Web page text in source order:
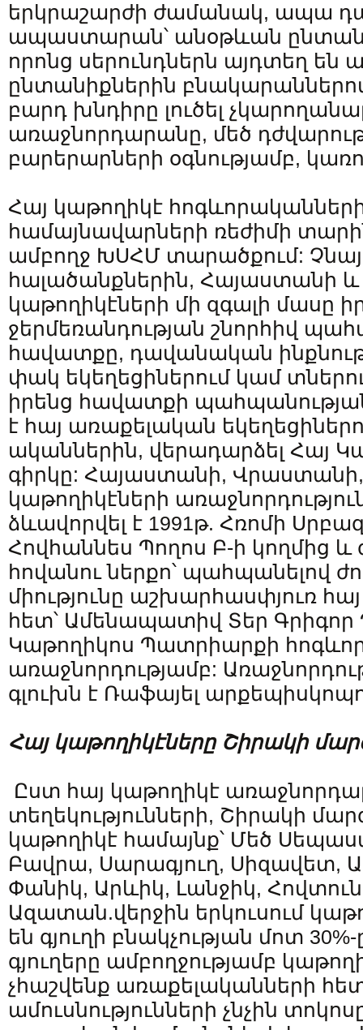
երկրաշարժի ժամանակ, ապա
ապաստարան՝ անօթևան
որոնց սերունդներն այդտեղ են
ընտանիքներին
բարդ խնդիրը լուծել
առաջնորդարանը, մեծ
բարերարների օգնությամբ,
Հայ կաթողիկէ հոգևորականների
համայնավարների ռեժիմի
ամբողջ ԽՍՀՄ տարածքում:
հալածանքներին, Հայաստանի
կաթողիկէների մի զգալի մասը
ջերմեռանդության շնորհիվ
հավատքը, դավանական
փակ եկեղեցիներում կամ
իրենց հավատքի
է հայ առաքելական
ականներին, վերադարձել Հայ
գիրկը: Հայաստանի,
կաթողիկէների
ձևավորվել է 1991թ. Հռոմի
Հովհաննես Պողոս Բ-ի կողմից և
հովանու ներքո՝ պահպանելով
միությունը աշխարհասփյուռ
հետ՝ Ամենապատիվ Տեր Գրիգոր
Կաթողիկոս Պատրիարքի
առաջնորդությամբ:
գլուխն է Ռաֆայել
Հայ կաթողիկէները Շիրակի
Ըստ հայ կաթողիկէ
տեղեկությունների, Շիրակի
կաթողիկէ համայնք՝ Մեծ
Բավրա, Սարագյուղ, Սիզավետ,
Փանիկ, Արևիկ, Լանջիկ,
Ազատան.վերջին երկուսում
են գյուղի բնակչության մոտ 30%-
գյուղերը ամբողջությամբ
չհաշվենք առաքելականների
ամուսնությունների չնչին